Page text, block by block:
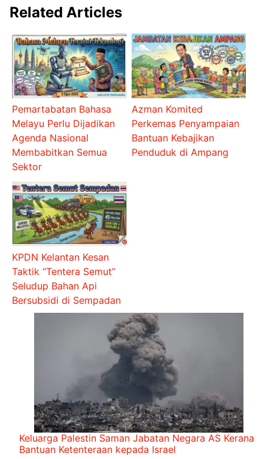
Related Articles
Pemartabatan Bahasa
Melayu Perlu Dijadikan
Agenda Nasional
Membabitkan Semua
Sektor
Azman Komited
Perkemas Penyampaian
Bantuan Kebajikan
Penduduk di Ampang
KPDN Kelantan Kesan
Taktik “Tentera Semut”
Seludup Bahan Api
Bersubsidi di Sempadan
Keluarga Palestin Saman Jabatan Negara AS Kerana
Bantuan Ketenteraan kepada Israel